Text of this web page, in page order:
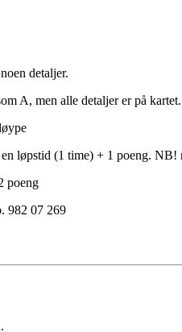
detaljer.
A, men alle detaljer er på kartet.
løpstid (1 time) + 1 poeng. NB!
poeng
982 07 269